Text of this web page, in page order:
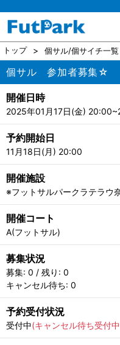
トップ 個サル/個サイチ一覧
個サル 参加者募集☆
開催日時
2025年01月17日(金)
予約開始日
11月18日(月) 20:00
開催施設
※フットサルパークラテラウ
開催コート
A(フットサル)
募集状況
募集: 0 / 残り: 0
キャンセル待ち: 0
予約受付状況
受付中(キャンセル待ち受付